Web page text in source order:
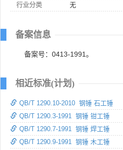
行业分类
无
备案信息
备案号：0413-1991。
相近标准(计划)
QB/T 1290.10-2010 钢锤 石工锤
QB/T 1290.3-1991 钢锤 钳工锤
QB/T 1290.7-1991 钢锤 焊工锤
QB/T 1290.9-1991 钢锤 木工锤